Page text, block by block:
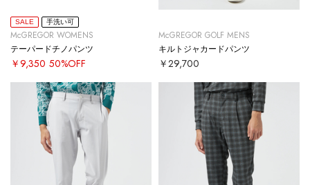
SALE 手洗い可
McGREGOR WOMENS
テーパードチノパンツ
￥9,350 50%OFF
McGREGOR GOLF MENS
キルトジャカードパンツ
￥29,700